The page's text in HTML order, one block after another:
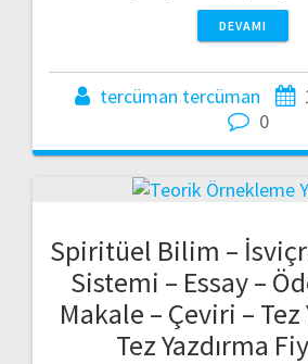
DEVAMI
tercüman tercüman
0
Spiritüel Bilim –
Sistemi – Essay –
Makale – Çeviri – Tez
Tez Yazdırma